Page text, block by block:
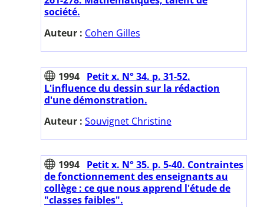
société.
Auteur : Cohen Gilles
1994 Petit x. N° 34. p. 31-52.
L'influence du dessin sur la rédaction
d'une démonstration.
Auteur : Souvignet Christine
1994 Petit x. N° 35. p. 5-40. Contraintes
de fonctionnement des enseignants au
collège : ce que nous apprend l'étude de
"classes faibles".